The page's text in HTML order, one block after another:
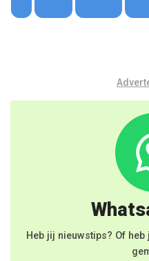
Heb jij nieuwstips? Of